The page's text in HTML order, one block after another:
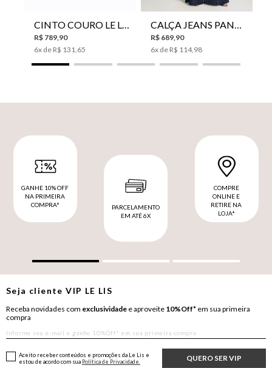
R$ 789 90
6x de R$ 131 65
R$ 689 90
6x de R$ 114, 98
GANHE 10% OFF
NA PRIMEIRA
COMPRA*
PARCELAMENTO
EM ATÉ 6X
COMPRE
ONLINE E
RETIRE NA
LOJA*
Seja clienteVIP LE LIS
Receba novidades com exclusividade e aproveite 10%Off* em sua primeira
compra
QUERO SER VIP
Aceito receber conteúdos e promoções da Le Lis e
estou de acordo com sua Política de Privacidade.